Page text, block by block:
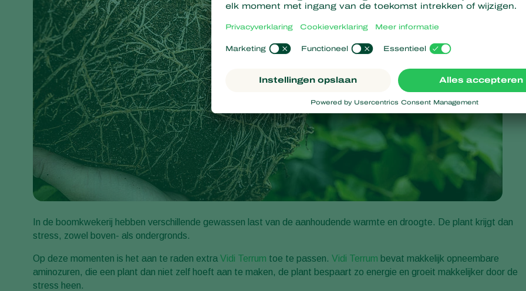
In de boomkwekerij hebben verschillende gewassen last van de aanhoudende warmte en droogte. De plant krijgt dan
stress, zowel boven- als ondergronds.
Op deze momenten is het aan te raden extra Vidi Terrum toe te passen. Vidi Terrum bevat makkelijk opneembare
aminozuren, die een plant dan niet zelf hoeft aan te maken, de plant bespaart zo energie en groeit makkelijker door de
stress heen.